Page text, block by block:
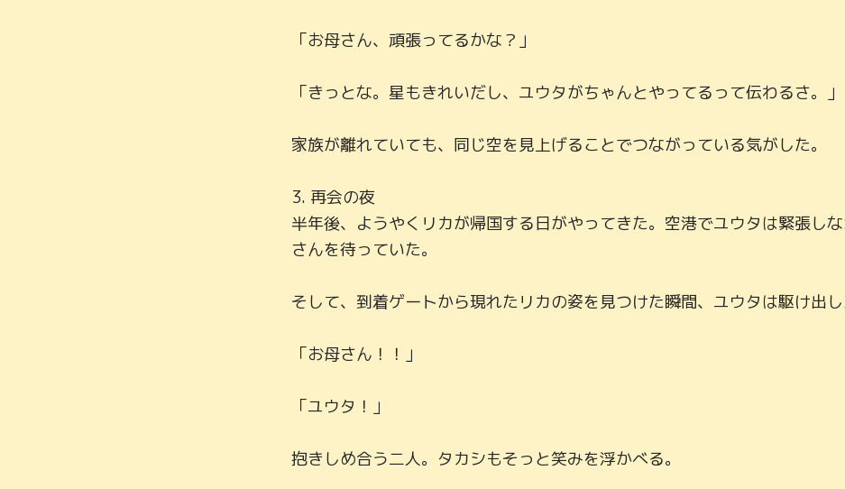
「お母さん、頑張ってるかな？」
「きっとな。星もきれいだし、ユウタがちゃんとやってるって伝わるさ。」
家族が離れていても、同じ空を見上げることでつながっている気がした。
3. 再会の夜
半年後、ようやくリカが帰国する日がやってきた。空港でユウタは緊張し
さんを待っていた。
そして、到着ゲートから現れたリカの姿を見つけた瞬間、ユウタは駆け出し
「お母さん！！」
「ユウタ！」
抱きしめ合う二人。タカシもそっと笑みを浮かべる。